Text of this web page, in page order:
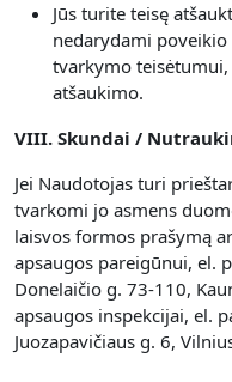
Jūs turite teisę
nedarydami
tvarkymo
atšaukimo.
VIII. Skundai /
Jei Naudotojas turi
tvarkomi jo asmens
laisvos formos prašymą
apsaugos pareigūnui, el.
Donelaičio g. 73-110,
apsaugos inspekcijai, el.
Juozapavičiaus g. 6,